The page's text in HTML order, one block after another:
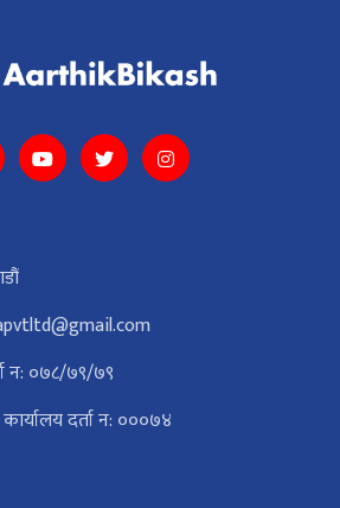
न: ०७८/७९/७९
कार्यालय दर्ता न: ०००७४